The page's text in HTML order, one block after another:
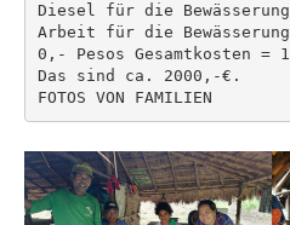
Diesel für die
Arbeit für die
0,- Pesos Gesamtkosten =
Das sind ca. 2000,-€.
FOTOS VON FAMILIEN